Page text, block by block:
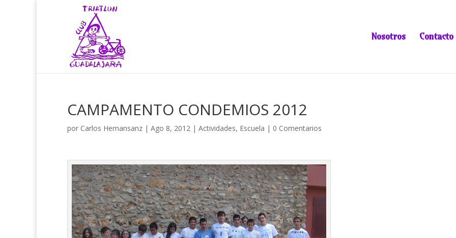
Nosotros Contacto
CAMPAMENTO CONDEMIOS 2012
por Carlos Hernansanz | Ago 8, 2012 | Actividades, Escuela | 0 Comentarios